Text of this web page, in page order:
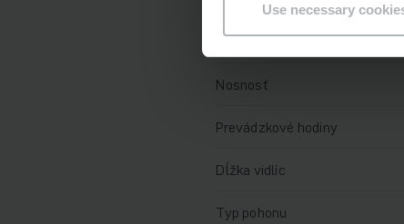
Use necessary
Výška zdvihu
Nosnosť
Prevádzkové hodiny
Dĺžka vidlíc
Typ pohonu